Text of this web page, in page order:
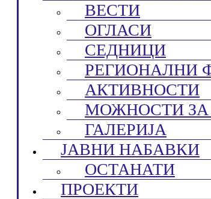
ВЕСТИ
ОГЛАСИ
СЕДНИЦИ
РЕГИОНАЛНИ
АКТИВНОСТИ
МОЖНОСТИ
ГАЛЕРИЈА
ЈАВНИ НАБАВКИ
ОСТАНАТИ
ПРОЕКТИ